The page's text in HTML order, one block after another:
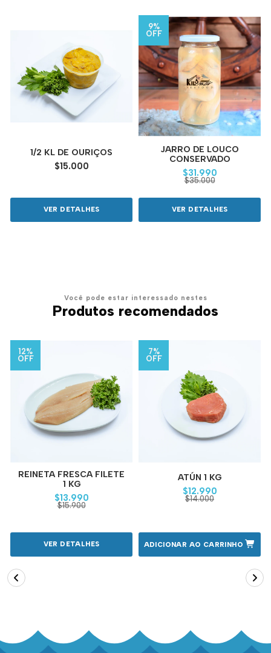
1/2 KL DE OURIÇOS
$15.000
VER DETALHES
9%
OFF
JARRO DE LOUCO
CONSERVADO
$31.990
$35.000
VER DETALHES
Você pode estar interessado nestes
Produtos recomendados
12%
OFF
REINETA FRESCA FILETE
1 KG
$13.990
$15.900
VER DETALHES
7%
OFF
ATÚN 1 KG
$12.990
$14.000
ADICIONAR AO CARRINHO